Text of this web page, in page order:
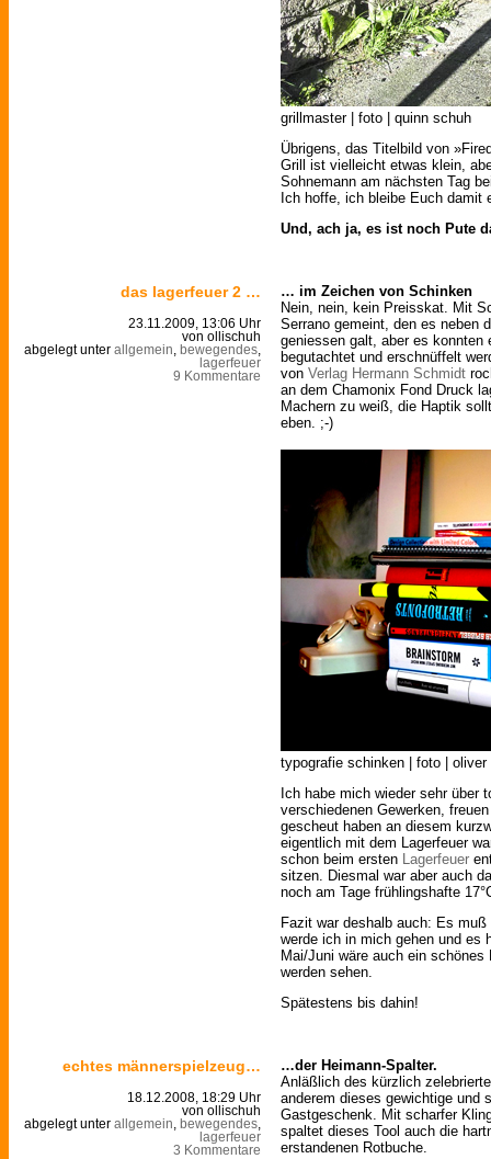
grillmaster | foto | quinn schuh
Übrigens, das Titelbild von
Grill ist vielleicht etwas klein,
Sohnemann am nächsten Tag
Ich hoffe, ich bleibe Euch damit
Und, ach ja, es ist noch Pute
das lagerfeuer 2 …
23.11.2009, 13:06 Uhr
von ollischuh
abgelegt unter allgemein bewegendes
lagerfeuer
9 Kommentare
… im Zeichen von Schinken
Nein, nein, kein Preisskat. Mit
Serrano gemeint, den es neben
geniessen galt, aber es konnten
begutachtet und erschnüffelt
von Verlag Hermann Schmidt
an dem Chamonix Fond Druck
Machern zu weiß, die Haptik
eben. ;-)
typografie schinken | foto | oliver
Ich habe mich wieder sehr über
verschiedenen Gewerken,
gescheut haben an diesem
eigentlich mit dem Lagerfeuer
schon beim ersten Lagerfeuer
sitzen. Diesmal war aber auch
noch am Tage frühlingshafte
Fazit war deshalb auch: Es
werde ich in mich gehen und es
Mai/Juni wäre auch ein
werden sehen.
Spätestens bis dahin!
echtes männerspielzeug…
18.12.2008, 18:29 Uhr
von ollischuh
abgelegt unter allgemein bewegendes
lagerfeuer
3 Kommentare
…der Heimann-Spalter.
Anläßlich des kürzlich
anderem dieses gewichtige und
Gastgeschenk. Mit scharfer
spaltet dieses Tool auch die
erstandenen Rotbuche.